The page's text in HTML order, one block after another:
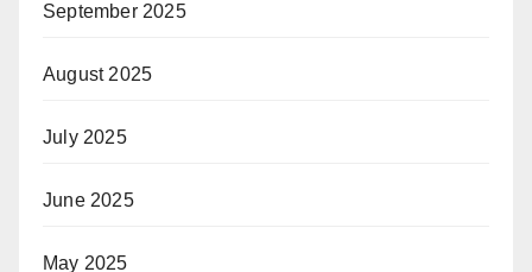
September 2025
August 2025
July 2025
June 2025
May 2025